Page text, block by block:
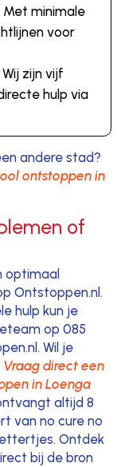
Met minimale
voor
Wij zijn vijf
hulp via
andere stad?
ontstoppen in
of
optimaal
Ontstoppen.nl.
hulp kun je
op 085
Wil je
Vraag direct een
in Loenga
altijd 8
van no cure no
Ontdek
bij de bron